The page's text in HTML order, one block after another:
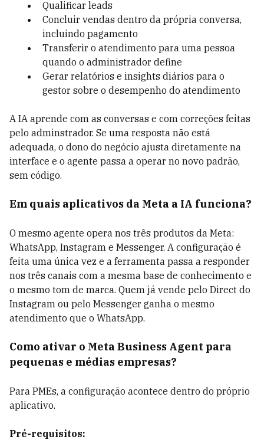
Qualificar leads
Concluir vendas dentro da própria conversa,
incluindo pagamento
Transferir o atendimento para uma pessoa
quando o administrador define
Gerar relatórios e insights diários para o
gestor sobre o desempenho do atendimento
A IA aprende com as conversas e com correções feitas
pelo adminstrador. Se uma resposta não está
adequada, o dono do negócio ajusta diretamente na
interface e o agente passa a operar no novo padrão,
sem código.
Em quais aplicativos da Meta a IA funciona?
O mesmo agente opera nos três produtos da Meta:
WhatsApp, Instagram e Messenger. A configuração é
feita uma única vez e a ferramenta passa a responder
nos três canais com a mesma base de conhecimento e
o mesmo tom de marca. Quem já vende pelo Direct do
Instagram ou pelo Messenger ganha o mesmo
atendimento que o WhatsApp.
Como ativar o Meta Business Agent para
pequenas e médias empresas?
Para PMEs, a configuração acontece dentro do próprio
aplicativo.
Pré-requisitos: